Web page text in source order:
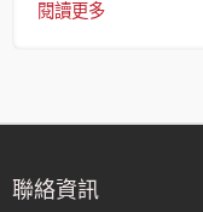
閱讀更多
聯絡資訊